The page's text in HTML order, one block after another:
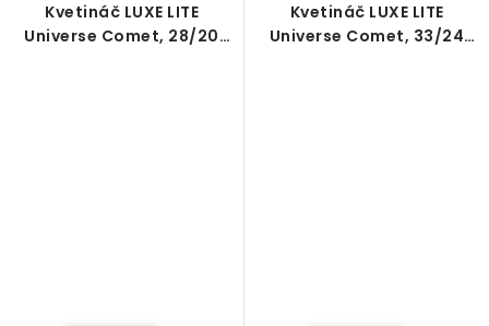
Kvetináč LUXE LITE
Universe Comet, 28/20
Kvetináč LUXE LITE
Universe Comet, 33/24